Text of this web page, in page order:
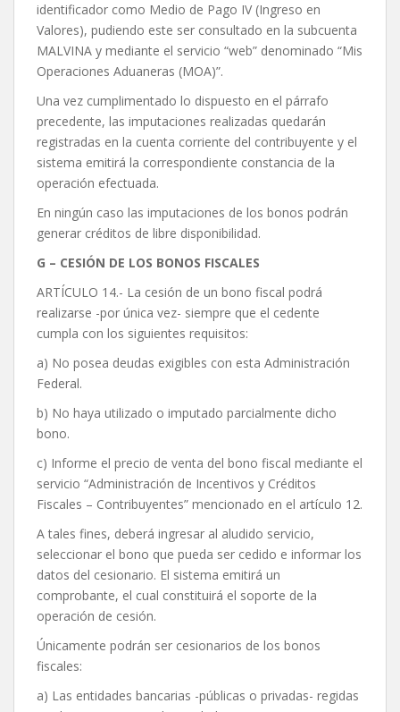
identificador como Medio de Pago IV (Ingreso en
Valores), pudiendo este ser consultado en la subcuenta
MALVINA y mediante el servicio “web” denominado “Mis
Operaciones Aduaneras (MOA)”.
Una vez cumplimentado lo dispuesto en el párrafo
precedente, las imputaciones realizadas quedarán
registradas en la cuenta corriente del contribuyente y el
sistema emitirá la correspondiente constancia de la
operación efectuada.
En ningún caso las imputaciones de los bonos podrán
generar créditos de libre disponibilidad.
G – CESIÓN DE LOS BONOS FISCALES
ARTÍCULO 14.- La cesión de un bono fiscal podrá
realizarse -por única vez- siempre que el cedente
cumpla con los siguientes requisitos:
a) No posea deudas exigibles con esta Administración
Federal.
b) No haya utilizado o imputado parcialmente dicho
bono.
c) Informe el precio de venta del bono fiscal mediante el
servicio “Administración de Incentivos y Créditos
Fiscales – Contribuyentes” mencionado en el artículo 12.
A tales fines, deberá ingresar al aludido servicio,
seleccionar el bono que pueda ser cedido e informar los
datos del cesionario. El sistema emitirá un
comprobante, el cual constituirá el soporte de la
operación de cesión.
Únicamente podrán ser cesionarios de los bonos
fiscales:
a) Las entidades bancarias -públicas o privadas- regidas